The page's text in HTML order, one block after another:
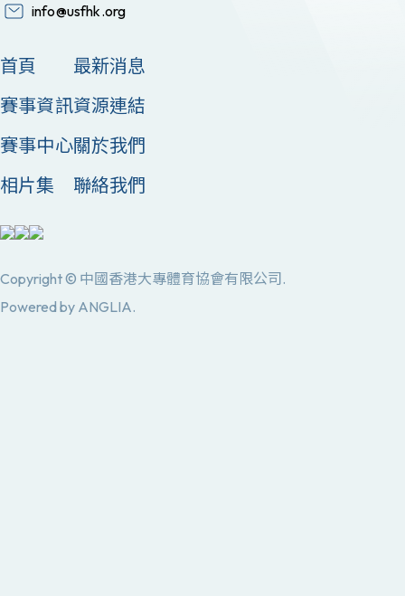
info@usfhk.org
首頁
賽事資訊
賽事中心
相片集
最新消息
資源連結
關於我們
聯絡我們
Copyright © 中國香港大專體育協會有限公司.
Powered by ANGLIA.